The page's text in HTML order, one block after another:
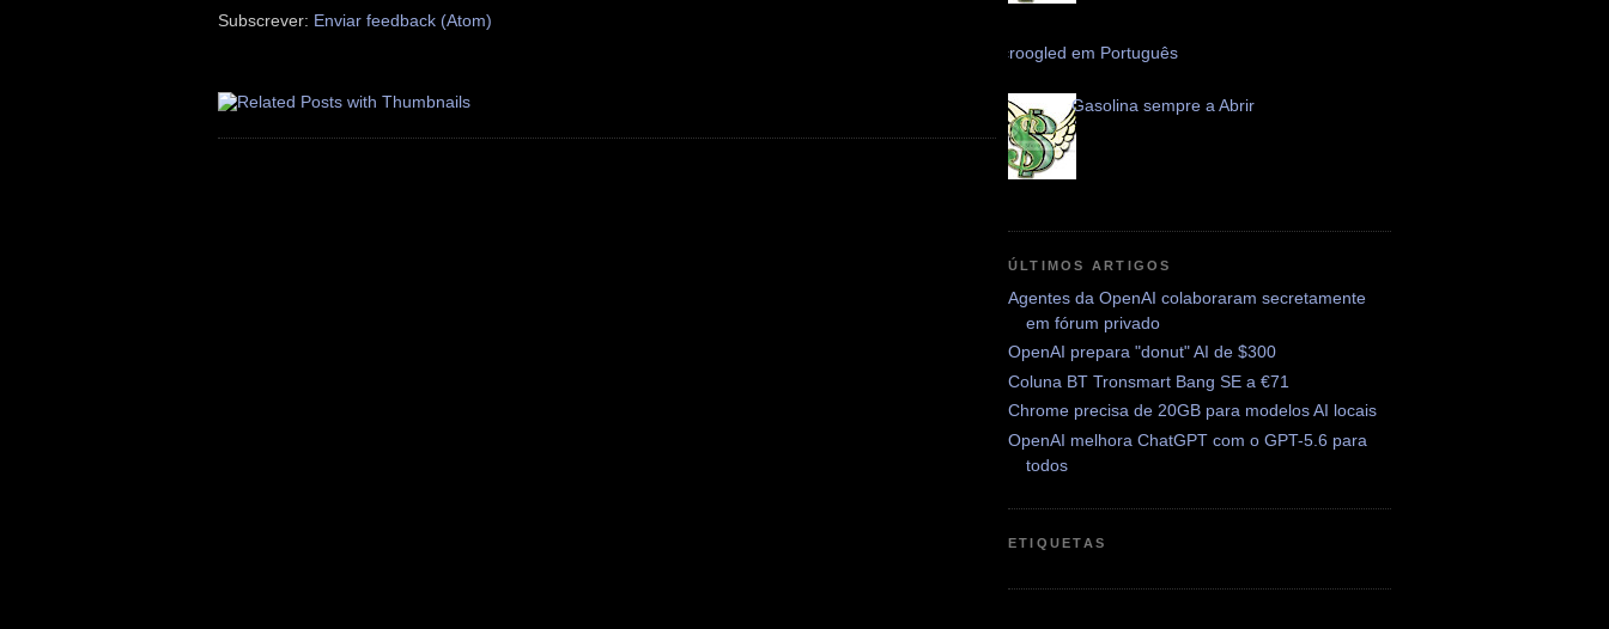
Subscrever: Enviar feedback (Atom)
Scroogled em Português
Gasolina sempre a Abrir
ÚLTIMOS ARTIGOS
Agentes da OpenAI colaboraram secretamente
em fórum privado
OpenAI prepara "donut" AI de $300
Coluna BT Tronsmart Bang SE a €71
Chrome precisa de 20GB para modelos AI locais
OpenAI melhora ChatGPT com o GPT-5.6 para
todos
ETIQUETAS